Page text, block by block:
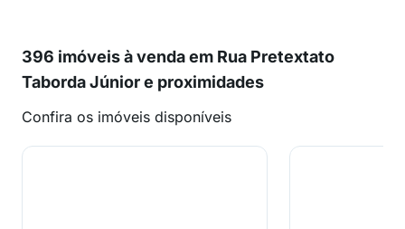
396 imóveis à venda em Rua Pretextato
Taborda Júnior e proximidades
Confira os imóveis disponíveis